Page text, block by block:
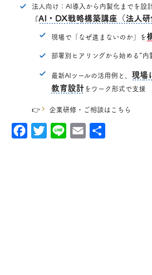
法人向け：AI導入から内製化までを設
『AI・DX戦略構築講座（法人研
現場で「なぜ進まないのか」を
部署別ヒアリングから始める“内
最新AIツールの活用例と、 現場
教育設計をワーク形式で支援
👉 企業研修・ご相談はこちら
Facebook
Twitter
LineEmail